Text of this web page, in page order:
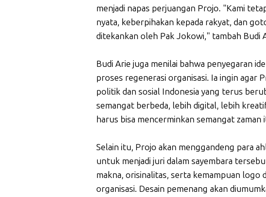
menjadi napas perjuangan Projo. "Kami
nyata, keberpihakan kepada rakyat, dan
ditekankan oleh Pak Jokowi," tambah Budi
Budi Arie juga menilai bahwa penyegaran
proses regenerasi organisasi. Ia ingin agar
politik dan sosial Indonesia yang terus
semangat berbeda, lebih digital, lebih
harus bisa mencerminkan semangat zaman
Selain itu, Projo akan menggandeng para
untuk menjadi juri dalam sayembara
makna, orisinalitas, serta kemampuan logo
organisasi. Desain pemenang akan